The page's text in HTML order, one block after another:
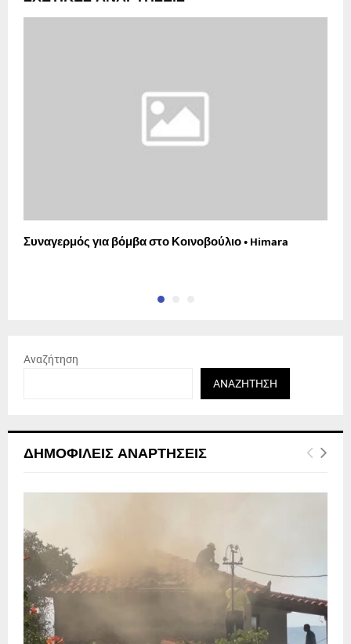
Συναγερμός για βόμβα στο Κοινοβούλιο • Himara
Αναζήτηση
ΑΝΑΖΉΤΗΣΗ
ΔΗΜΟΦΙΛΕΊΣ ΑΝΑΡΤΉΣΕΙΣ